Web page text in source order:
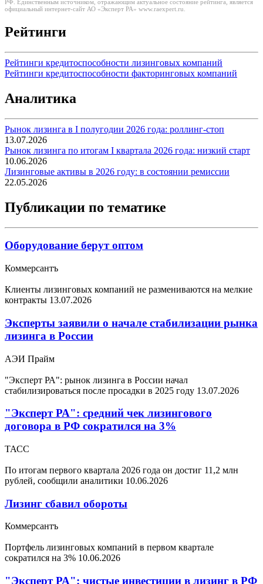
РФ. Единственным источником, отражающим актуальное состояние рейтинга, является
официальный интернет-сайт АО «Эксперт РА» www.raexpert.ru.
Рейтинги
Рейтинги кредитоспособности лизинговых компаний
Рейтинги кредитоспособности факторинговых компаний
Аналитика
Рынок лизинга в I полугодии 2026 года: роллинг-стоп
13.07.2026
Рынок лизинга по итогам I квартала 2026 года: низкий старт
10.06.2026
Лизинговые активы в 2026 году: в состоянии ремиссии
22.05.2026
Публикации по тематике
Оборудование берут оптом
Коммерсантъ
Клиенты лизинговых компаний не размениваются на мелкие
контракты 13.07.2026
Эксперты заявили о начале стабилизации рынка
лизинга в России
АЭИ Прайм
"Эксперт РА": рынок лизинга в России начал
стабилизироваться после просадки в 2025 году 13.07.2026
"Эксперт РА": средний чек лизингового
договора в РФ сократился на 3%
ТАСС
По итогам первого квартала 2026 года он достиг 11,2 млн
рублей, сообщили аналитики 10.06.2026
Лизинг сбавил обороты
Коммерсантъ
Портфель лизинговых компаний в первом квартале
сократился на 3% 10.06.2026
"Эксперт РА": чистые инвестиции в лизинг в РФ